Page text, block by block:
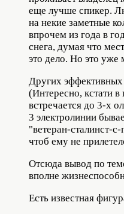
еще лучше спикер.
на некие заметные
впрочем из года в
снега, думая что
это дело. Но это уже
Других эффективных
(Интересно, кстати
встречается до 3-х
3 электролинии
"ветеран-сталинст-
чтоб ему не
Отсюда вывод по
вполне
Есть известная